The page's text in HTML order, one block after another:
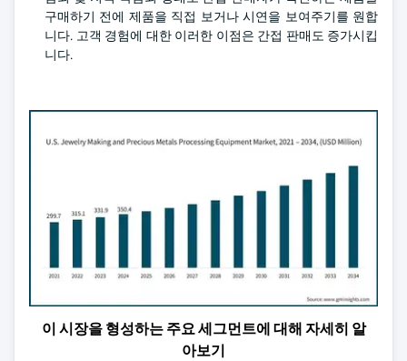
구매하기 전에 제품을 직접 보거나 시연을 보여주기를 원합
니다. 고객 경험에 대한 이러한 이점은 간접 판매도 증가시킵
니다.
이 시장을 형성하는 주요 세그먼트에 대해 자세히 알
아보기